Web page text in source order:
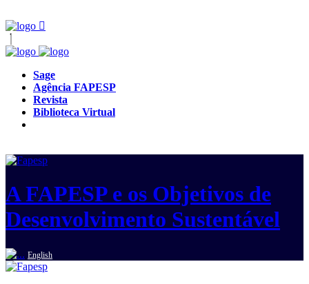
Sage
Agência FAPESP
Revista
Biblioteca Virtual
A FAPESP e os Objetivos de
Desenvolvimento Sustentável
English